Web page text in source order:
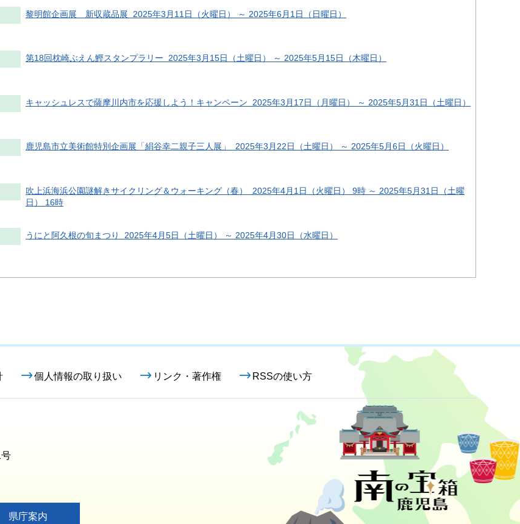
黎明館企画展 新収蔵品展 2025年3月11日（火曜日） ～ 2025年6月1日（日曜日）
第18回枕崎ぶえん鰹スタンプラリー 2025年3月15日（土曜日） ～ 2025年5月15日（木曜日）
キャッシュレスで薩摩川内市を応援しよう！キャンペーン 2025年3月17日（月曜日） ～ 2025年5月31日（土曜日）
鹿児島市立美術館特別企画展「絹谷幸二親子三人展」 2025年3月22日（土曜日） ～ 2025年5月6日（火曜日）
吹上浜海浜公園謎解きサイクリング＆ウォーキング（春） 2025年4月1日（火曜日） 9時 ～ 2025年5月31日（土曜
日） 16時
うにと阿久根の旬まつり 2025年4月5日（土曜日） ～ 2025年4月30日（水曜日）
個人情報の取り扱い リンク・著作権 RSSの使い方
県庁案内